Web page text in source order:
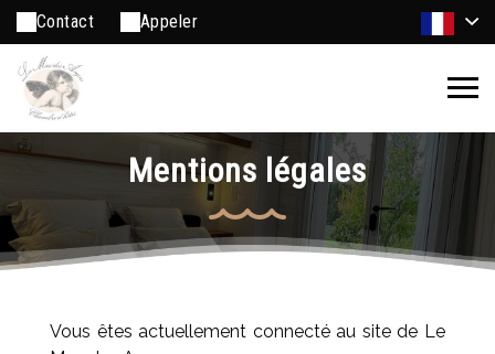
Contact Appeler
Mentions légales
Vous êtes actuellement connecté au site de Le